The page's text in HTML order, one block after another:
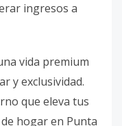
ingresos a
vida premium
y exclusividad.
que eleva tus
hogar en Punta